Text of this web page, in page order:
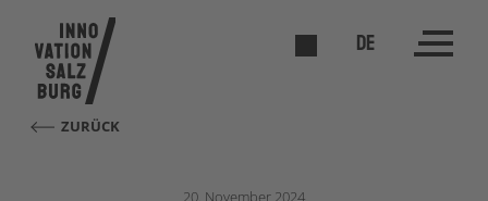
DE
ZURÜCK
20. November 2024